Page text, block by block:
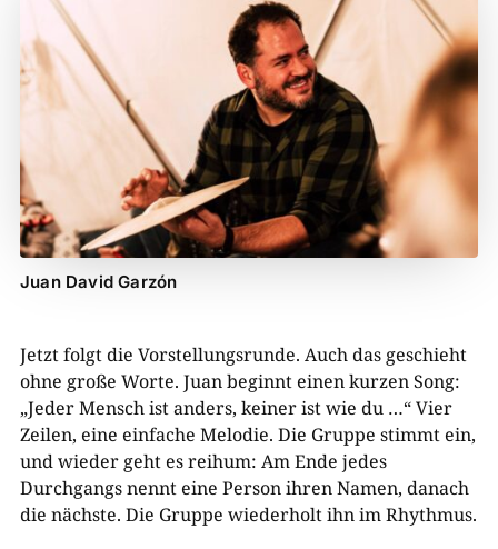
Juan David Garzón
Jetzt folgt die Vorstellungsrunde. Auch das geschieht
ohne große Worte. Juan beginnt einen kurzen Song:
„Jeder Mensch ist anders, keiner ist wie du …“ Vier
Zeilen, eine einfache Melodie. Die Gruppe stimmt ein,
und wieder geht es reihum: Am Ende jedes
Durchgangs nennt eine Person ihren Namen, danach
die nächste. Die Gruppe wiederholt ihn im Rhythmus.